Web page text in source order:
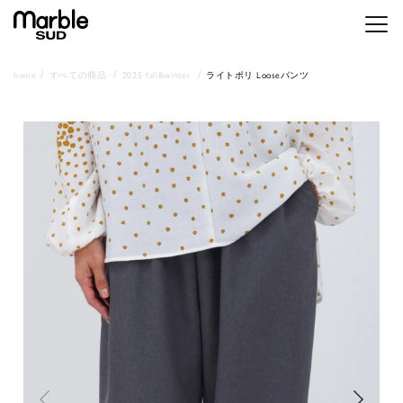
メニ
home すべての商品 2025 fall&winter ライトポリ Looseパンツ